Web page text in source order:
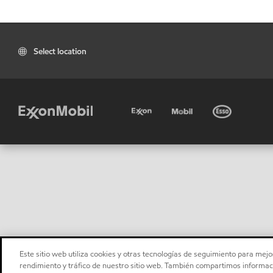
Select location
Este sitio web utiliza cookies y otras tecnologías de seguimiento para
rendimiento y tráfico de nuestro sitio web. También compartimos